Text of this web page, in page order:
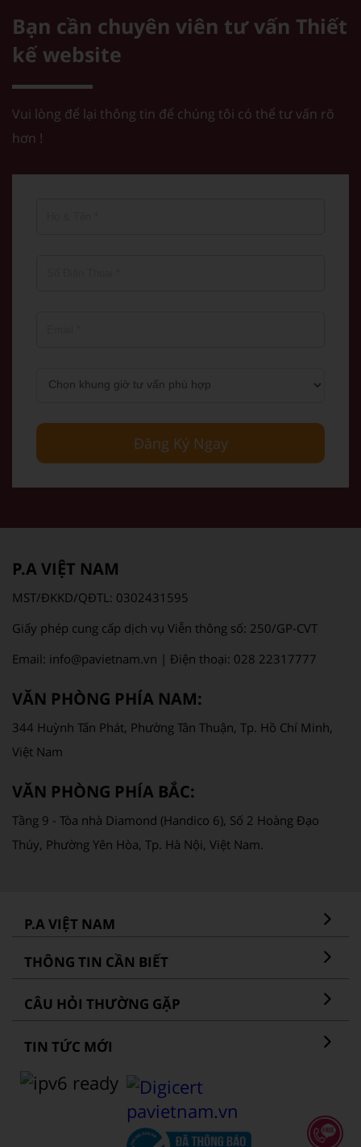
Bạn cần chuyên viên tư vấn Thiết
kế website
Vui lòng để lại thông tin để chúng tôi có thể tư vấn rõ
hơn !
Đăng Ký Ngay
P.A VIỆT NAM
MST/ĐKKD/QĐTL: 0302431595
Giấy phép cung cấp dịch vụ Viễn thông số: 250/GP-CVT
Email: info@pavietnam.vn | Điện thoại: 028 22317777
VĂN PHÒNG PHÍA NAM:
344 Huỳnh Tấn Phát, Phường Tân Thuận, Tp. Hồ Chí Minh,
Việt Nam
VĂN PHÒNG PHÍA BẮC:
Tầng 9 - Tòa nhà Diamond (Handico 6), Số 2 Hoàng Đạo
Thúy, Phường Yên Hòa, Tp. Hà Nội, Việt Nam.
P.A VIỆT NAM
THÔNG TIN CẦN BIẾT
CÂU HỎI THƯỜNG GẶP
TIN TỨC MỚI